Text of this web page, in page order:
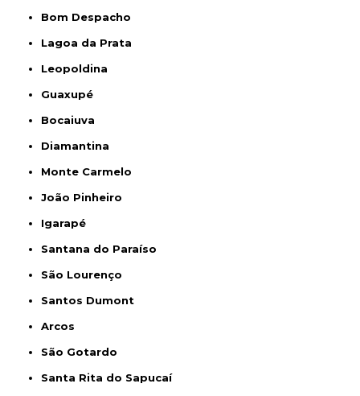
Bom Despacho
Lagoa da Prata
Leopoldina
Guaxupé
Bocaiuva
Diamantina
Monte Carmelo
João Pinheiro
Igarapé
Santana do Paraíso
São Lourenço
Santos Dumont
Arcos
São Gotardo
Santa Rita do Sapucaí